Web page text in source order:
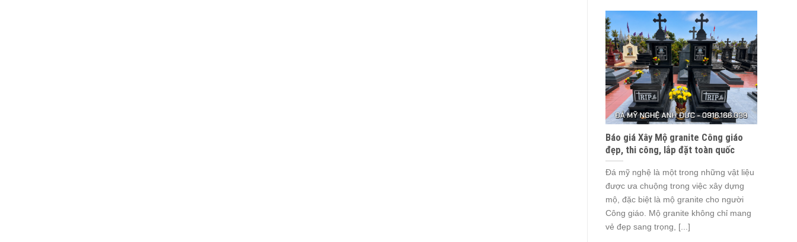
Báo giá Xây Mộ granite Công giáo
đẹp, thi công, lắp đặt toàn quốc
Đá mỹ nghệ là một trong những vật liệu
được ưa chuộng trong việc xây dựng
mộ, đặc biệt là mộ granite cho người
Công giáo. Mộ granite không chỉ mang
vẻ đẹp sang trọng, [...]